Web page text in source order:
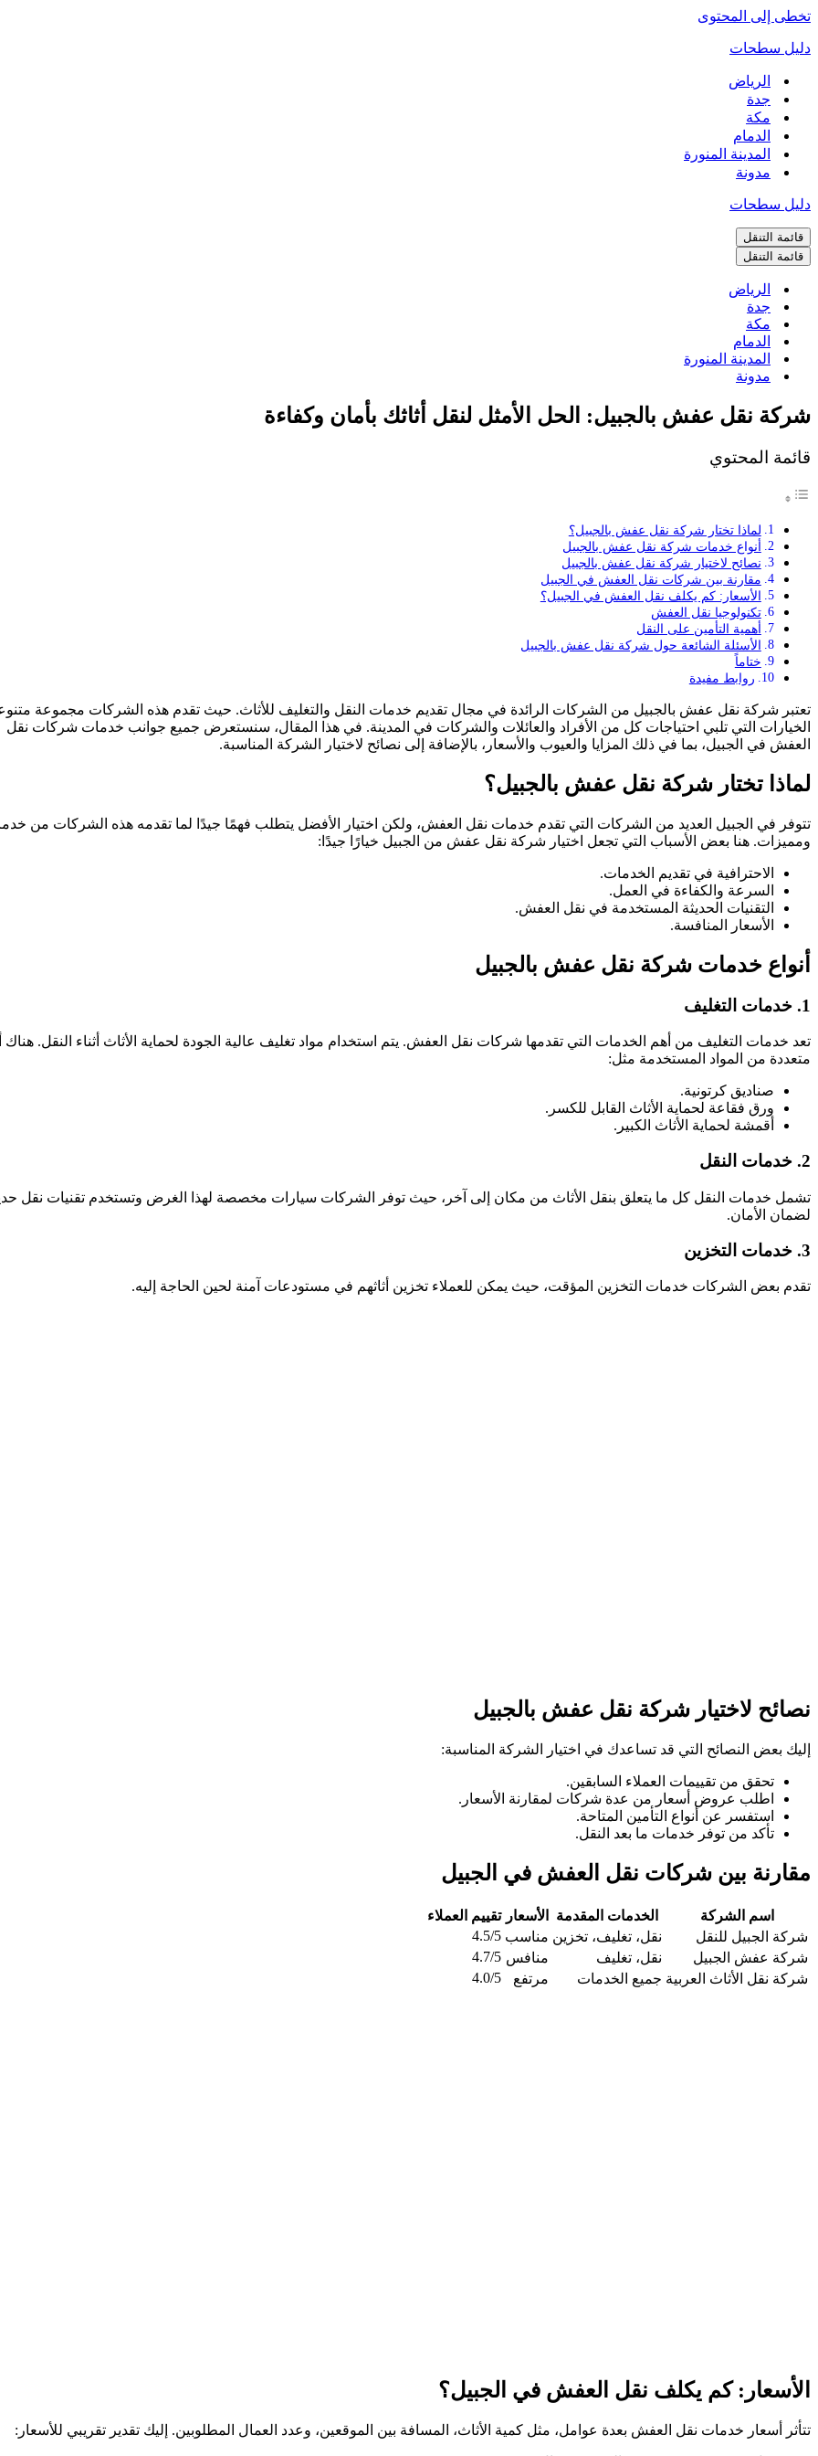
تخطى إلى المحتوى
دليل سطحات
الرياض
جدة
مكة
الدمام
المدينة المنورة
مدونة
دليل سطحات
قائمة التنقل
قائمة التنقل
الرياض
جدة
مكة
الدمام
المدينة المنورة
مدونة
شركة نقل عفش بالجبيل: الحل الأمثل لنقل أثاثك بأمان وكفاءة
قائمة المحتوي
لماذا تختار شركة نقل عفش بالجبيل؟
أنواع خدمات شركة نقل عفش بالجبيل
نصائح لاختيار شركة نقل عفش بالجبيل
مقارنة بين شركات نقل العفش في الجبيل
الأسعار: كم يكلف نقل العفش في الجبيل؟
تكنولوجيا نقل العفش
أهمية التأمين على النقل
الأسئلة الشائعة حول شركة نقل عفش بالجبيل
ختاماً
روابط مفيدة
تعتبر شركة نقل عفش بالجبيل من الشركات الرائدة في مجال تقديم خدمات النقل والتغليف للأثاث. حيث تقدم هذه الشركات مجموعة
الخيارات التي تلبي احتياجات كل من الأفراد والعائلات والشركات في المدينة. في هذا المقال، سنستعرض جميع جوانب خدمات شركات نقل
العفش في الجبيل، بما في ذلك المزايا والعيوب والأسعار، بالإضافة إلى نصائح لاختيار الشركة المناسبة.
لماذا تختار شركة نقل عفش بالجبيل؟
تتوفر في الجبيل العديد من الشركات التي تقدم خدمات نقل العفش، ولكن اختيار الأفضل يتطلب فهمًا جيدًا لما تقدمه هذه الشركات من
ومميزات. هنا بعض الأسباب التي تجعل اختيار شركة نقل عفش من الجبيل خيارًا جيدًا:
الاحترافية في تقديم الخدمات.
السرعة والكفاءة في العمل.
التقنيات الحديثة المستخدمة في نقل العفش.
الأسعار المنافسة.
أنواع خدمات شركة نقل عفش بالجبيل
1. خدمات التغليف
تعد خدمات التغليف من أهم الخدمات التي تقدمها شركات نقل العفش. يتم استخدام مواد تغليف عالية الجودة لحماية الأثاث أثناء النقل. هناك
متعددة من المواد المستخدمة مثل:
صناديق كرتونية.
ورق فقاعة لحماية الأثاث القابل للكسر.
أقمشة لحماية الأثاث الكبير.
2. خدمات النقل
تشمل خدمات النقل كل ما يتعلق بنقل الأثاث من مكان إلى آخر، حيث توفر الشركات سيارات مخصصة لهذا الغرض وتستخدم تقنيات نقل
لضمان الأمان.
3. خدمات التخزين
تقدم بعض الشركات خدمات التخزين المؤقت، حيث يمكن للعملاء تخزين أثاثهم في مستودعات آمنة لحين الحاجة إليه.
نصائح لاختيار شركة نقل عفش بالجبيل
إليك بعض النصائح التي قد تساعدك في اختيار الشركة المناسبة:
تحقق من تقييمات العملاء السابقين.
اطلب عروض أسعار من عدة شركات لمقارنة الأسعار.
استفسر عن أنواع التأمين المتاحة.
تأكد من توفر خدمات ما بعد النقل.
مقارنة بين شركات نقل العفش في الجبيل
اسم الشركة الخدمات المقدمة الأسعار تقييم العملاء
شركة الجبيل للنقل
نقل، تغليف، تخزين مناسب 4.5/5
شركة عفش الجبيل
نقل، تغليف منافس 4.7/5
شركة نقل الأثاث العربية جميع الخدمات مرتفع 4.0/5
الأسعار: كم يكلف نقل العفش في الجبيل؟
تتأثر أسعار خدمات نقل العفش بعدة عوامل، مثل كمية الأثاث، المسافة بين الموقعين، وعدد العمال المطلوبين. إليك تقدير تقريبي للأسعار: